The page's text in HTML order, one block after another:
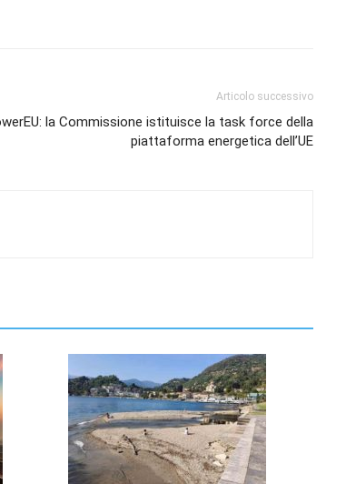
Articolo successivo
la Commissione istituisce la task force della
piattaforma energetica dell’UE